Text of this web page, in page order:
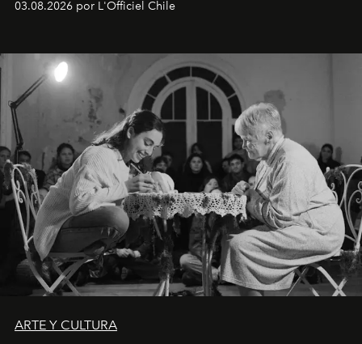
03.08.2026 por L'Officiel Chile
ARTE Y CULTURA